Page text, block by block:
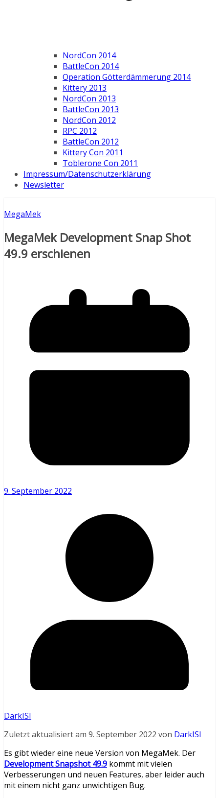
NordCon 2014
BattleCon 2014
Operation Götterdämmerung 2014
Kittery 2013
NordCon 2013
BattleCon 2013
NordCon 2012
RPC 2012
BattleCon 2012
Kittery Con 2011
Toblerone Con 2011
Impressum/Datenschutzerklärung
Newsletter
MegaMek
MegaMek Development Snap Shot
49.9 erschienen
9. September 2022
DarkISI
Zuletzt aktualisiert am 9. September 2022 von DarkISI
Es gibt wieder eine neue Version von MegaMek. Der
Development Snapshot 49.9 kommt mit vielen
Verbesserungen und neuen Features, aber leider auch
mit einem nicht ganz unwichtigen Bug.